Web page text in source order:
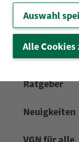
Frei­zeit-
Service
Rat­ge­ber
Neuigkeiten
VGN für alle
Auswahl
Alle Cookies